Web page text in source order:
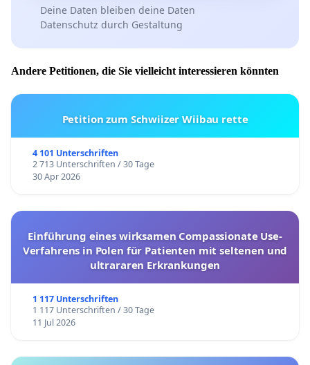
Deine Daten bleiben deine Daten
Datenschutz durch Gestaltung
Andere Petitionen, die Sie vielleicht interessieren könnten
Petition zum Schwiizer Wiibau rette
4 101 Unterschriften
2 713 Unterschriften / 30 Tage
30 Apr 2026
Einführung eines wirksamen Compassionate Use-
Verfahrens in Polen für Patienten mit seltenen und
ultrararen Erkrankungen
1 117 Unterschriften
1 117 Unterschriften / 30 Tage
11 Jul 2026